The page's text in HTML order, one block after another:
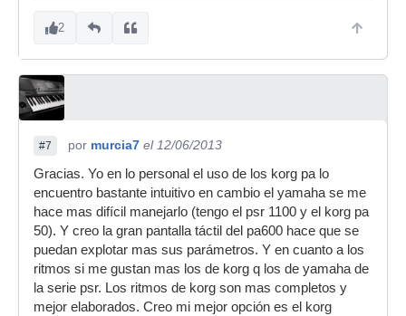
2
#7 por murcia7 el 12/06/2013
Gracias. Yo en lo personal el uso de los korg pa lo
encuentro bastante intuitivo en cambio el yamaha se me
hace mas difícil manejarlo (tengo el psr 1100 y el korg pa
50). Y creo la gran pantalla táctil del pa600 hace que se
puedan explotar mas sus parámetros. Y en cuanto a los
ritmos si me gustan mas los de korg q los de yamaha de
la serie psr. Los ritmos de korg son mas completos y
mejor elaborados. Creo mi mejor opción es el korg